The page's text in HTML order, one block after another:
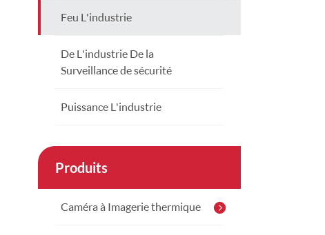
Feu L'industrie
De L'industrie De la
Surveillance de sécurité
Puissance L'industrie
Produits
Caméra à Imagerie thermique